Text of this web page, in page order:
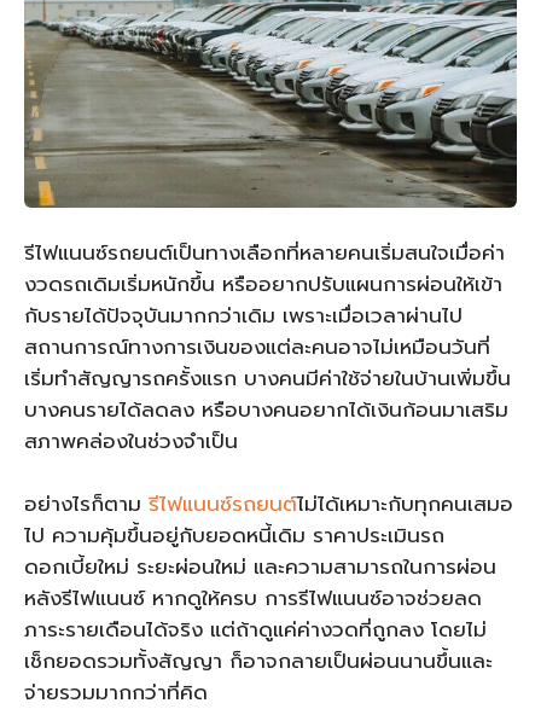
รีไฟแนนซ์รถยนต์เป็นทางเลือกที่หลายคนเริ่มสนใจเมื่อค่า
งวดรถเดิมเริ่มหนักขึ้น หรืออยากปรับแผนการผ่อนให้เข้า
กับรายได้ปัจจุบันมากกว่าเดิม เพราะเมื่อเวลาผ่านไป
สถานการณ์ทางการเงินของแต่ละคนอาจไม่เหมือนวันที่
เริ่มทำสัญญารถครั้งแรก บางคนมีค่าใช้จ่ายในบ้านเพิ่มขึ้น
บางคนรายได้ลดลง หรือบางคนอยากได้เงินก้อนมาเสริม
สภาพคล่องในช่วงจำเป็น
อย่างไรก็ตาม รีไฟแนนซ์รถยนต์ไม่ได้เหมาะกับทุกคนเสมอ
ไป ความคุ้มขึ้นอยู่กับยอดหนี้เดิม ราคาประเมินรถ
ดอกเบี้ยใหม่ ระยะผ่อนใหม่ และความสามารถในการผ่อน
หลังรีไฟแนนซ์ หากดูให้ครบ การรีไฟแนนซ์อาจช่วยลด
ภาระรายเดือนได้จริง แต่ถ้าดูแค่ค่างวดที่ถูกลง โดยไม่
เช็กยอดรวมทั้งสัญญา ก็อาจกลายเป็นผ่อนนานขึ้นและ
จ่ายรวมมากกว่าที่คิด